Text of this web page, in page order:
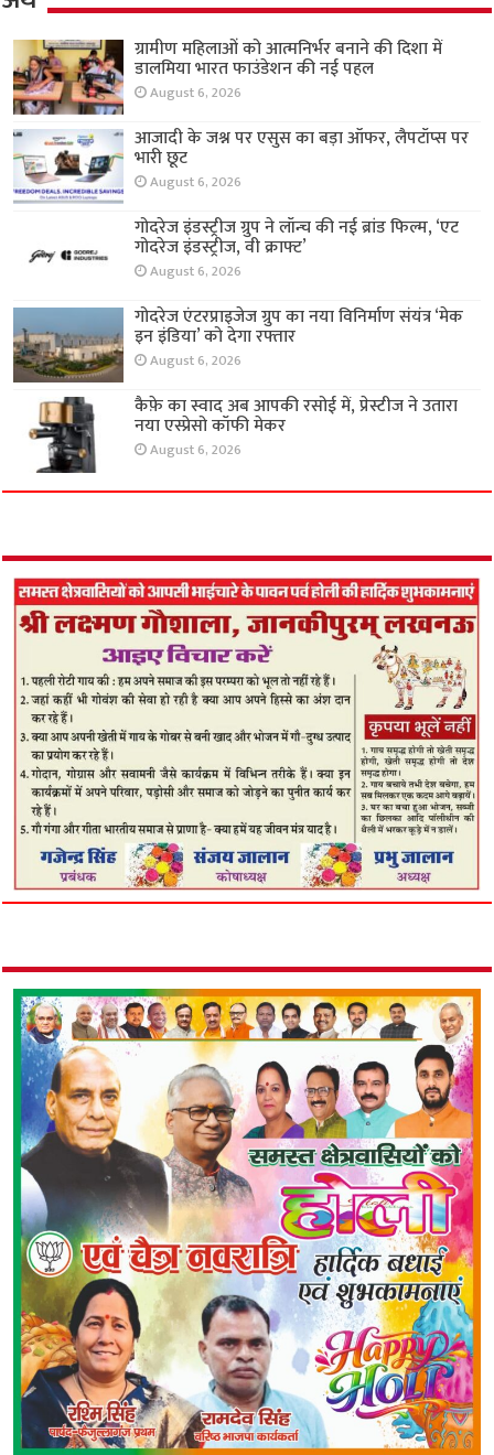
ग्रामीण महिलाओं को आत्मनिर्भर बनाने की दिशा में
डालमिया भारत फाउंडेशन की नई पहल
August 6, 2026
आजादी के जश्न पर एसुस का बड़ा ऑफर, लैपटॉप्स पर
भारी छूट
August 6, 2026
गोदरेज इंडस्ट्रीज ग्रुप ने लॉन्च की नई ब्रांड फिल्म, ‘एट
गोदरेज इंडस्ट्रीज, वी क्राफ्ट’
August 6, 2026
गोदरेज एंटरप्राइजेज ग्रुप का नया विनिर्माण संयंत्र ‘मेक
इन इंडिया’ को देगा रफ्तार
August 6, 2026
कैफ़े का स्वाद अब आपकी रसोई में, प्रेस्टीज ने उतारा
नया एस्प्रेसो कॉफी मेकर
August 6, 2026